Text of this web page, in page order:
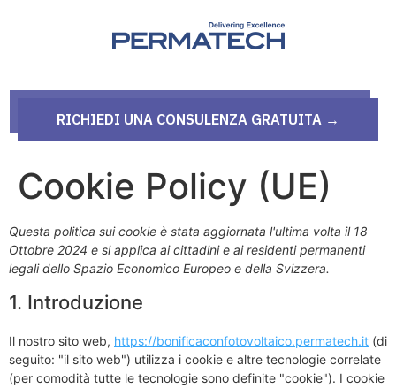
RICHIEDI UNA CONSULENZA GRATUITA →
Cookie Policy (UE)
Questa politica sui cookie è stata aggiornata l'ultima volta il 18
Ottobre 2024 e si applica ai cittadini e ai residenti permanenti
legali dello Spazio Economico Europeo e della Svizzera.
1. Introduzione
Il nostro sito web, https://bonificaconfotovoltaico.permatech.it (di
seguito: "il sito web") utilizza i cookie e altre tecnologie correlate
(per comodità tutte le tecnologie sono definite "cookie"). I cookie